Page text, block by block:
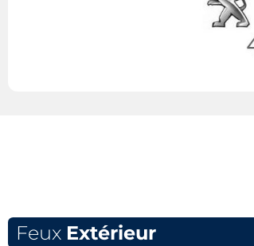
Feux Extérieur